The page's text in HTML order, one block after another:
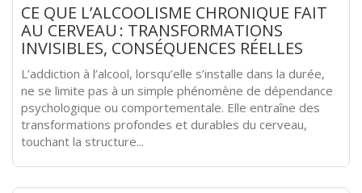
CE QUE L’ALCOOLISME CHRONIQUE FAIT
AU CERVEAU : TRANSFORMATIONS
INVISIBLES, CONSÉQUENCES RÉELLES
L’addiction à l’alcool, lorsqu’elle s’installe dans la durée,
ne se limite pas à un simple phénomène de dépendance
psychologique ou comportementale. Elle entraîne des
transformations profondes et durables du cerveau,
touchant la structure...